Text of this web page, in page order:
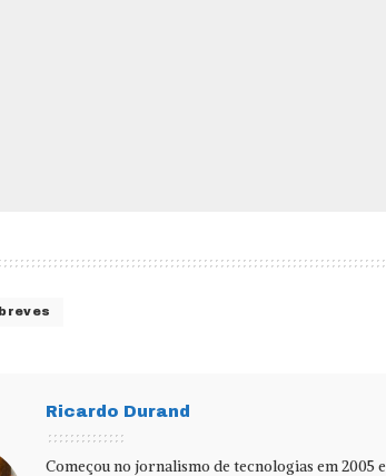
breves
Ricardo Durand
Começou no jornalismo de tecnologias em 2005